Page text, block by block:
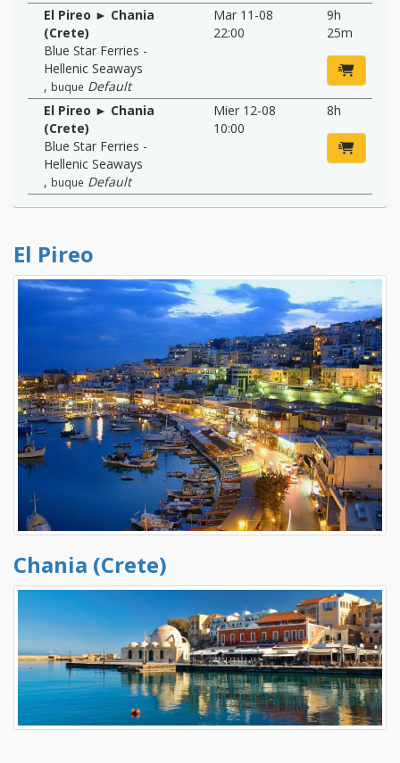
El Pireo ► Chania
(Crete)
Blue Star Ferries -
Hellenic Seaways
, buque Default
Mar 11-08
22:00
9h
25m
El Pireo ► Chania
(Crete)
Blue Star Ferries -
Hellenic Seaways
, buque Default
Mier 12-08
10:00
8h
El Pireo
Chania (Crete)